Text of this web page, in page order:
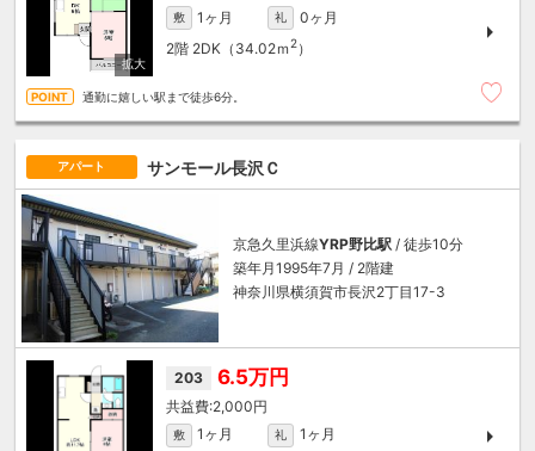
敷 1ヶ月 礼
0ヶ月
2階 2DK（34.02ｍ 2）
通勤に嬉しい駅まで徒歩6分。
アパート サンモール長沢Ｃ
京急久里浜線YRP野比駅 / 徒歩10分
築年月1995年7月 / 2階建
神奈川県横須賀市長沢2丁目17-3
203 6.5万円
2,000円
敷 1ヶ月 礼
1ヶ月